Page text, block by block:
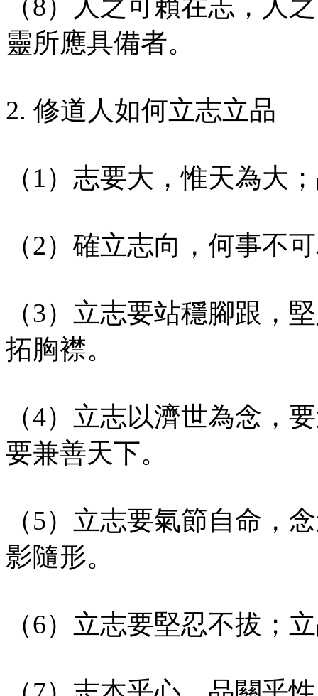
（8）人之可賴在志，人
靈所應具備者。
2. 修道人如何立志立品
（1）志要大，惟天為大
（2）確立志向，何事不
（3）立志要站穩腳跟，
拓胸襟。
（4）立志以濟世為念，
要兼善天下。
（5）立志要氣節自命，
影隨形。
（6）立志要堅忍不拔；